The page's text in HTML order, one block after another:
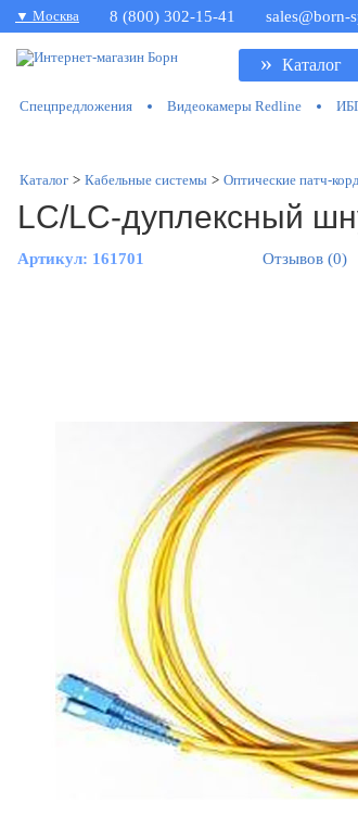
▼ Москва 8 (800) 302-15-41 sales@born-
» Каталог
Спецпредложения Видеокамеры Redline
Каталог > Кабельные системы > Оптические патч-
LC/LC-дуплексный
Артикул: 161701 Отзывов (0)